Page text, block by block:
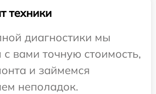
техники
диагностики мы
с вами точную стоимость,
и займемся
неполадок.